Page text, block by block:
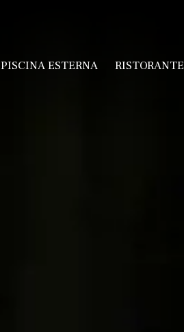
PISCINA ESTERNA RISTORANTE